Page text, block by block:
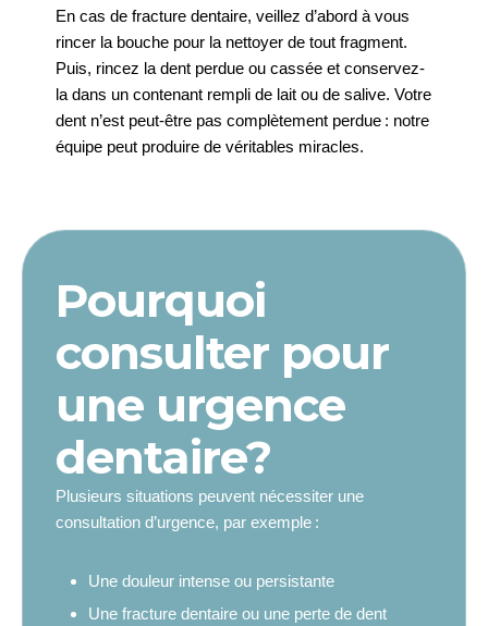
Pourquoi
consulter pour
une urgence
dentaire?
Plusieurs situations peuvent nécessiter une
consultation d’urgence, par exemple :
Une douleur intense ou persistante
Une fracture dentaire ou une perte de dent
En cas de fracture dentaire, veillez d’abord à vous
rincer la bouche pour la nettoyer de tout fragment.
Puis, rincez la dent perdue ou cassée et conservez-
la dans un contenant rempli de lait ou de salive. Votre
dent n’est peut-être pas complètement perdue : notre
équipe peut produire de véritables miracles.